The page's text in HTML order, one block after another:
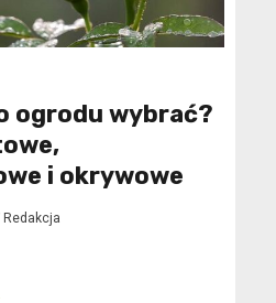
ogrodu wybrać?
i okrywowe
Redakcja